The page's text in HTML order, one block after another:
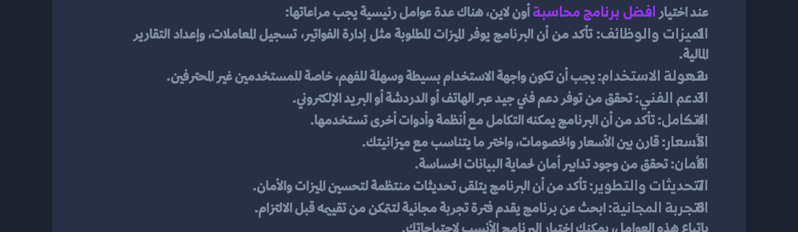
عند اختيار افضل برنامج محاسبةأون لاين، هناك عدة عوامل رئيسية يجب مراعاتها:
الميزات والوظائف : تأكد من أن البرنامج يوفر الميزات المطلوبة مثل إدارة الفواتير، تسجيل المعاملات، وإعداد التقارير
المالية.
سهولة الاستخدام: يجب أن تكون واجهة الاستخدام بسيطة وسهلة للفهم، خاصة للمستخدمين غير المحترفين.
الدعم الفني: تحقق من توفر دعم فني جيد عبر الهاتف أو الدردشة أو البريد الإلكتروني.
التكامل: تأكد من أن البرنامج يمكنه التكامل مع أنظمة وأدوات أخرى تستخدمها.
الأسعار: قارن بين الأسعار والخصومات، واختر ما يتناسب مع ميزانيتك.
الأمان: تحقق من وجود تدابير أمان لحماية البيانات الحساسة.
التحديثات والتطوير: تأكد من أن البرنامج يتلقى تحديثات منتظمة لتحسين الميزات والأمان.
التجربة المجانية: ابحث عن برنامج يقدم فترة تجربة مجانية لتتمكن من تقييمه قبل الالتزام.